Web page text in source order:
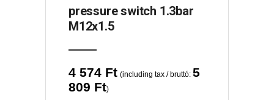
pressure switch 1.3bar
M12x1.5
4 574 Ft (including tax / bruttó: 5
809 Ft)